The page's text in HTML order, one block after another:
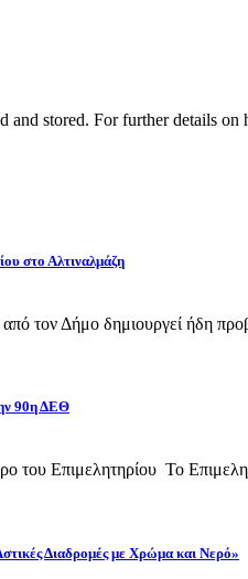
and stored. For further details on
στο Αλτιναλμάζη
τον Δήμο δημιουργεί ήδη
90η ΔΕΘ
του Επιμελητηρίου Το
Διαδρομές με Χρώμα και Νερό»